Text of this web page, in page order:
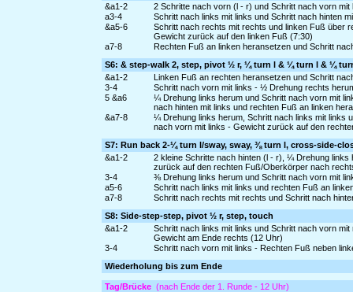
&a1-2
2 Schritte nach vorn (l - r) und Schritt nach vorn
a3-4
Schritt nach links mit links und Schritt nach hinten
&a5-6
Schritt nach rechts mit rechts und linken Fuß über
Gewicht zurück auf den linken Fuß (7:30)
a7-8
Rechten Fuß an linken heransetzen und Schritt
S6: & step-walk 2, step, pivot ½ r, ¼ turn l & ¼ turn l & ¼
&a1-2
Linken Fuß an rechten heransetzen und Schritt
3-4
Schritt nach vorn mit links - ½ Drehung rechts
5 &a6
¼ Drehung links herum und Schritt nach vorn mit
nach hinten mit links und rechten Fuß an linken
&a7-8
¼ Drehung links herum, Schritt nach links mit links
nach vorn mit links - Gewicht zurück auf den
S7: Run back 2-¼ turn l/sway, sway, ⅜ turn l, cross-side-
&a1-2
2 kleine Schritte nach hinten (l - r), ¼ Drehung
zurück auf den rechten Fuß/Oberkörper nach
3-4
⅜ Drehung links herum und Schritt nach vorn mit
a5-6
Schritt nach links mit links und rechten Fuß an
a7-8
Schritt nach rechts mit rechts und Schritt nach
S8: Side-step-step, pivot ½ r, step, touch
&a1-2
Schritt nach links mit links und Schritt nach vorn
Gewicht am Ende rechts (12 Uhr)
3-4
Schritt nach vorn mit links - Rechten Fuß neben
Wiederholung bis zum Ende
Tag/Brücke (nach Ende der 1. Runde - 12 Uhr)